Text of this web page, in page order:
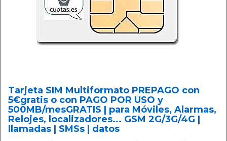
Tarjeta SIM Multiformato PREPAGO con
5€gratis o con PAGO POR USO y
500MB/mesGRATIS | para Móviles, Alarmas,
Relojes, localizadores... GSM 2G/3G/4G |
llamadas | SMSs | datos